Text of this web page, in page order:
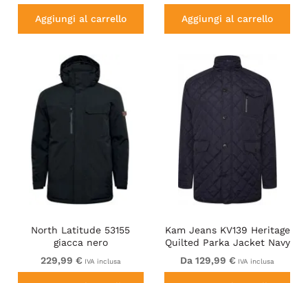
Aggiungi al carrello Aggiungi al carrello
North Latitude 53155
giacca nero
229,99 € IVA inclusa
Kam Jeans KV139 Heritage
Quilted Parka Jacket Navy
Da 129,99 € IVA inclusa